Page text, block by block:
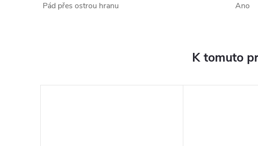
Pád přes ostrou hranu
Ano
K tomuto